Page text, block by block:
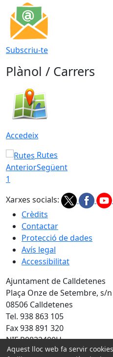
Subscriu-te
Plànol / Carrers
Accedeix
Rutes
AnteriorSegüent
1
Xarxes socials:
Crèdits
Contactar
Protecció de dades
Avís legal
Accessibilitat
Ajuntament de Calldetenes
Plaça Onze de Setembre, s/n
08506 Calldetenes
Tel. 938 863 105
Fax 938 891 320
NIF P0822400H
Aquest lloc web fa servir